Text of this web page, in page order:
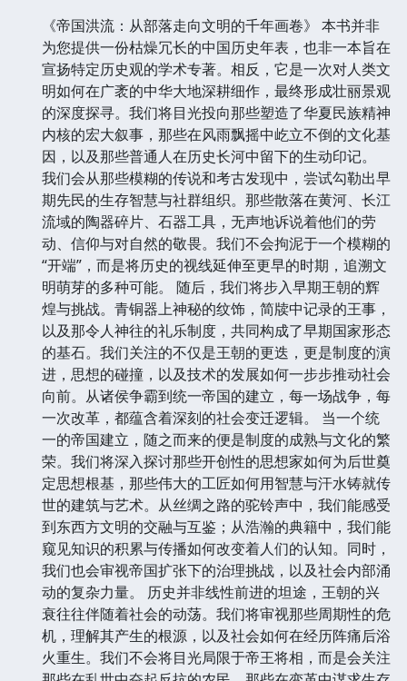
《帝国洪流：从部落走向文明的千年画卷》 本书并非
为您提供一份枯燥冗长的中国历史年表，也非一本旨在
宣扬特定历史观的学术专著。相反，它是一次对人类文
明如何在广袤的中华大地深耕细作，最终形成壮丽景观
的深度探寻。我们将目光投向那些塑造了华夏民族精神
内核的宏大叙事，那些在风雨飘摇中屹立不倒的文化基
因，以及那些普通人在历史长河中留下的生动印记。
我们会从那些模糊的传说和考古发现中，尝试勾勒出早
期先民的生存智慧与社群组织。那些散落在黄河、长江
流域的陶器碎片、石器工具，无声地诉说着他们的劳
动、信仰与对自然的敬畏。我们不会拘泥于一个模糊的
“开端”，而是将历史的视线延伸至更早的时期，追溯文
明萌芽的多种可能。 随后，我们将步入早期王朝的辉
煌与挑战。青铜器上神秘的纹饰，简牍中记录的王事，
以及那令人神往的礼乐制度，共同构成了早期国家形态
的基石。我们关注的不仅是王朝的更迭，更是制度的演
进，思想的碰撞，以及技术的发展如何一步步推动社会
向前。从诸侯争霸到统一帝国的建立，每一场战争，每
一次改革，都蕴含着深刻的社会变迁逻辑。 当一个统
一的帝国建立，随之而来的便是制度的成熟与文化的繁
荣。我们将深入探讨那些开创性的思想家如何为后世奠
定思想根基，那些伟大的工匠如何用智慧与汗水铸就传
世的建筑与艺术。从丝绸之路的驼铃声中，我们能感受
到东西方文明的交融与互鉴；从浩瀚的典籍中，我们能
窥见知识的积累与传播如何改变着人们的认知。同时，
我们也会审视帝国扩张下的治理挑战，以及社会内部涌
动的复杂力量。 历史并非线性前进的坦途，王朝的兴
衰往往伴随着社会的动荡。我们将审视那些周期性的危
机，理解其产生的根源，以及社会如何在经历阵痛后浴
火重生。我们不会将目光局限于帝王将相，而是会关注